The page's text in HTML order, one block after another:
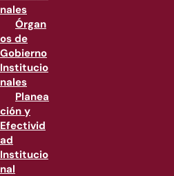
nales
Órgan
os de
Gobierno
Institucio
nales
Planea
ción y
Efectivid
ad
Institucio
nal